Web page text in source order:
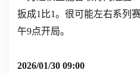
扳成1比1。很可能左右系列
午9点开局。
2026/01/30 09:00